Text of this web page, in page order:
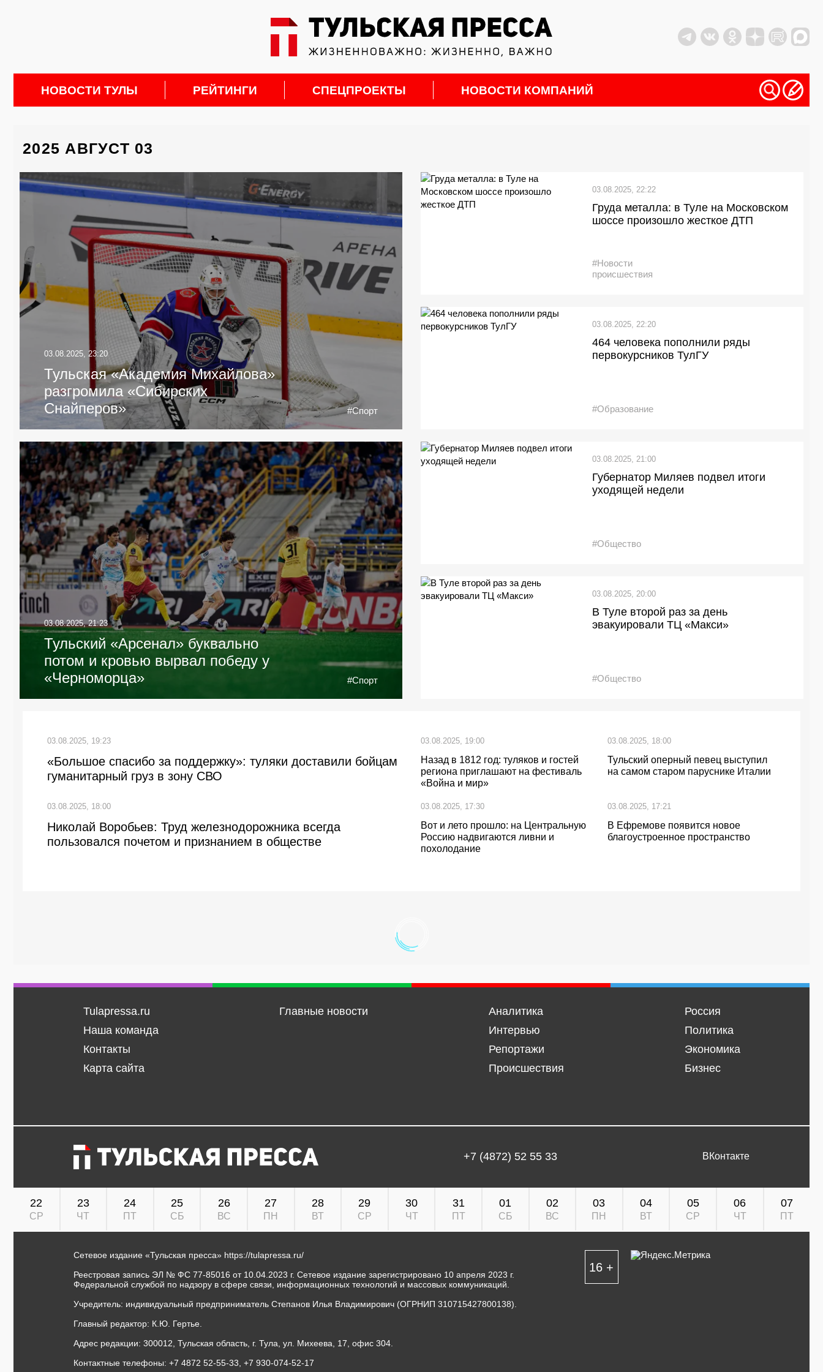
НОВОСТИ ТУЛЫ РЕЙТИНГИ СПЕЦПРОЕКТЫ НОВОСТИ КОМПАНИЙ
2025 АВГУСТ 03
03.08.2025, 23:20
Тульская «Академия Михайлова»
разгромила «Сибирских
Снайперов»
#Спорт
03.08.2025, 22:22
Груда металла: в Туле на Московском
шоссе произошло жесткое ДТП
#Новости
происшествия
03.08.2025, 22:20
464 человека пополнили ряды
первокурсников ТулГУ
#Образование
03.08.2025, 21:23
Тульский «Арсенал» буквально
потом и кровью вырвал победу у
«Черноморца»
#Спорт
03.08.2025, 21:00
Губернатор Миляев подвел итоги
уходящей недели
#Общество
03.08.2025, 20:00
В Туле второй раз за день
эвакуировали ТЦ «Макси»
#Общество
03.08.2025, 19:23
«Большое спасибо за поддержку»: туляки доставили бойцам
гуманитарный груз в зону СВО
03.08.2025, 19:00
Назад в 1812 год: туляков и гостей
региона приглашают на фестиваль
«Война и мир»
03.08.2025, 18:00
Тульский оперный певец выступил
на самом старом паруснике Италии
03.08.2025, 18:00
Николай Воробьев: Труд железнодорожника всегда
пользовался почетом и признанием в обществе
03.08.2025, 17:30
Вот и лето прошло: на Центральную
Россию надвигаются ливни и
похолодание
03.08.2025, 17:21
В Ефремове появится новое
благоустроенное пространство
Tulapressa.ru
Наша команда
Контакты
Карта сайта
Главные новости
Аналитика
Интервью
Репортажи
Происшествия
Россия
Политика
Экономика
Бизнес
+7 (4872) 52 55 33 ВКонтакте
22
СР
23
ЧТ
24
ПТ
25
СБ
26
ВС
27
ПН
28
ВТ
29
СР
30
ЧТ
31
ПТ
01
СБ
02
ВС
03
ПН
04
ВТ
05
СР
06
ЧТ
07
ПТ
Сетевое издание «Тульская пресса» https://tulapressa.ru/
Реестровая запись ЭЛ № ФС 77-85016 от 10.04.2023 г. Сетевое издание зарегистрировано 10 апреля 2023 г.
Федеральной службой по надзору в сфере связи, информационных технологий и массовых коммуникаций.
Учредитель: индивидуальный предприниматель Степанов Илья Владимирович (ОГРНИП 310715427800138).
Главный редактор: К.Ю. Гертье.
Адрес редакции: 300012, Тульская область, г. Тула, ул. Михеева, 17, офис 304.
Контактные телефоны: +7 4872 52-55-33, +7 930-074-52-17
16 +